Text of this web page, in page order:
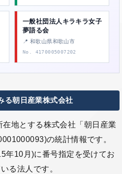
一般社団法人キラキラ女子
夢語る会
📍 和歌山県和歌山市
No. 4170005007202
る朝日産業株式会社
地とする株式会社「朝日産業
の統計情報です。
年10月)に番号指定を受けてお
る法人です。